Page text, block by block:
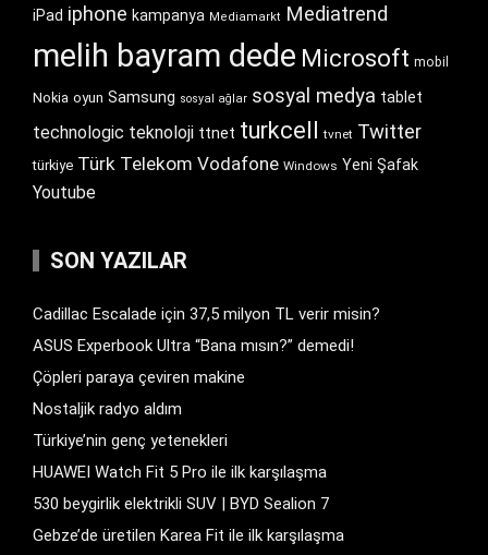
iPad iphone kampanya Mediamarkt Mediatrend
melih bayram dede Microsoft mobil
Nokia oyun Samsung sosyal ağlar sosyal medya tablet
technologic teknoloji ttnet turkcell tvnet Twitter
türkiye Türk Telekom Vodafone Windows Yeni Şafak
Youtube
SON YAZILAR
Cadillac Escalade için 37,5 milyon TL verir misin?
ASUS Experbook Ultra “Bana mısın?” demedi!
Çöpleri paraya çeviren makine
Nostaljik radyo aldım
Türkiye’nin genç yetenekleri
HUAWEI Watch Fit 5 Pro ile ilk karşılaşma
530 beygirlik elektrikli SUV | BYD Sealion 7
Gebze’de üretilen Karea Fit ile ilk karşılaşma